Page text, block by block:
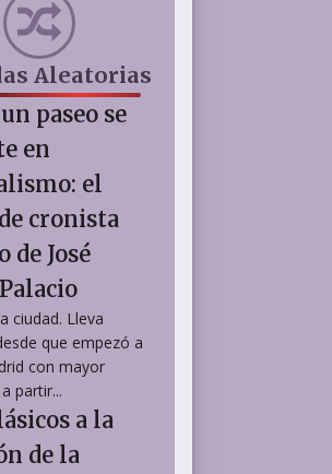
Aleatorias
paseo se
en
el
cronista
de José
ciudad. Lleva
que empezó a
con mayor
partir...
a la
de la